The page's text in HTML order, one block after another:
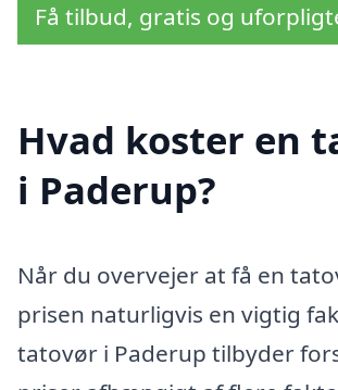
Få tilbud, gratis og
Hvad koster en
i Paderup?
Når du overvejer at få en
prisen naturligvis en vigtig
tatovør i Paderup tilbyder